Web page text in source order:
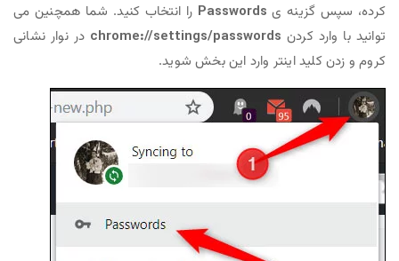
کرده، سپس گزینه ی Passwords را انتخاب کنید. شما همچنین می
توانید با وارد کردن chrome://settings/passwords در نوار نشانی
کروم و زدن کلید اینتر وارد این بخش شوید.